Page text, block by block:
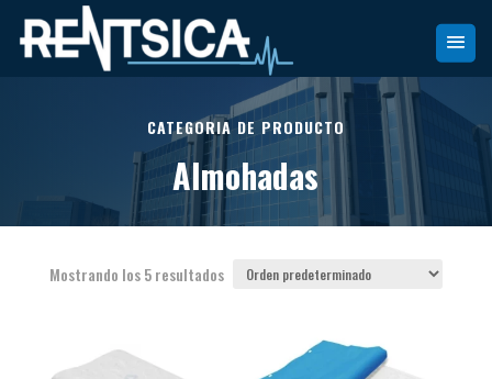
CATEGORIA DE PRODUCTO
Almohadas
Mostrando los 5 resultados